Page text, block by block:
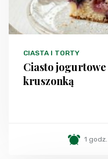
CIASTA I TORTY
Ciasto
kruszonką
1 godz.